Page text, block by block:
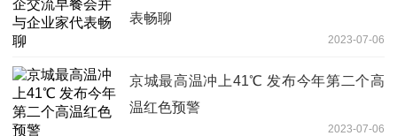
表畅聊
2023-07-06
京城最高温冲上41℃ 发布今年第二个高
温红色预警
2023-07-06